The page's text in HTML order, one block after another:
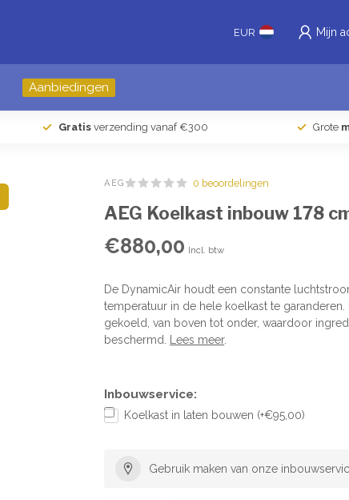
EUR Mijn
Aanbiedingen
Gratisverzending vanaf €300 Grote
AEG 0 beoordelingen
AEG Koelkast inbouw 178
€880,00 Incl. btw
De DynamicAir houdt een constante
temperatuur in de hele koelkast te
gekoeld, van boven tot onder, waardoor
beschermd.
Lees meer.
Inbouwservice:
Koelkast in laten bouwen (+€95,00)
Gebruik maken van onze